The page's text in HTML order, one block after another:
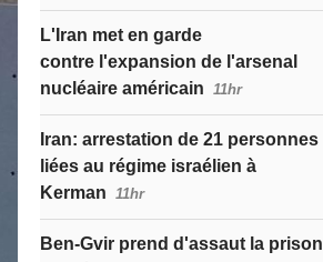
L'Iran met en garde
contre l'expansion de l'arsenal
nucléaire américain 11hr
Iran: arrestation de 21 personnes
liées au régime israélien à
Kerman 11hr
Ben-Gvir prend d'assaut la prison